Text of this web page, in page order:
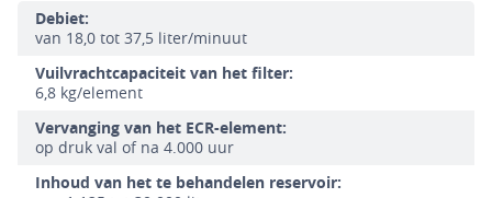
Debiet:
van 18,0 tot 37,5 liter/minuut
Vuilvrachtcapaciteit van het filter:
6,8 kg/element
Vervanging van het ECR-element:
op druk val of na 4.000 uur
Inhoud van het te behandelen reservoir: